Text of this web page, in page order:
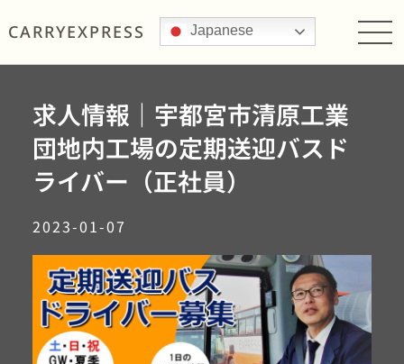
CARRYEXPRESS Japanese
求人情報｜宇都宮市清原工業
団地内工場の定期送迎バスド
ライバー（正社員）
2023-01-07